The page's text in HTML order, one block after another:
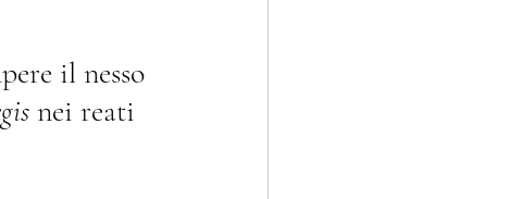
dell'economia
fede pubblica
il nesso
nei reati